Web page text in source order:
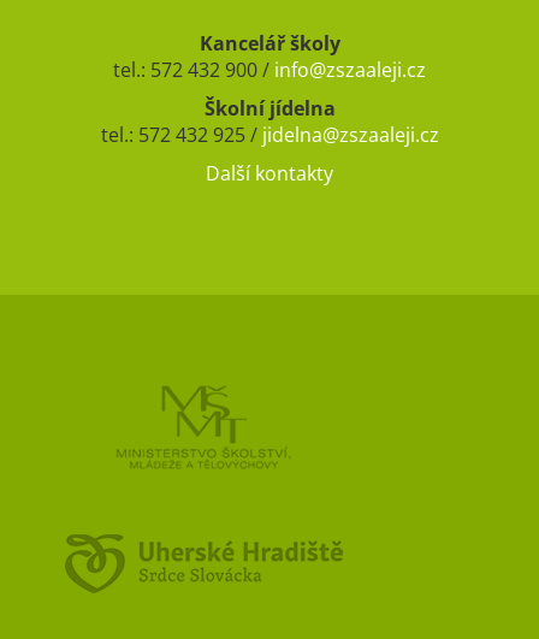
Kancelář školy
tel.: 572 432 900 / info@zszaaleji.cz
Školní jídelna
tel.: 572 432 925 / jidelna@zszaaleji.cz
Další kontakty